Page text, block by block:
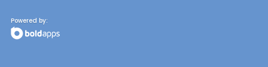
Powered by: